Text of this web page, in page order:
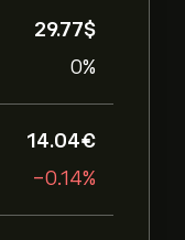
29.77‎$‎
0%
14.04‎€‎
-0.14%